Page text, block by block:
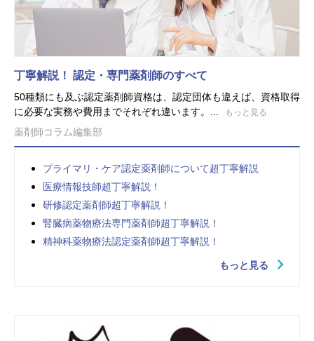
丁寧解説！ 認定・専門薬剤師のすべて
50種類にも及ぶ認定薬剤師資格は、認定団体も違えば、資格取得
に必要な実務や費用までそれぞれ違います。...
もっと見る
薬剤師コラム編集部
プライマリ・ケア認定薬剤師について超丁寧解説
医療情報技師超丁寧解説！
研修認定薬剤師超丁寧解説！
腎臓病薬物療法専門薬剤師超丁寧解説！
精神科薬物療法認定薬剤師超丁寧解説！
もっと見る